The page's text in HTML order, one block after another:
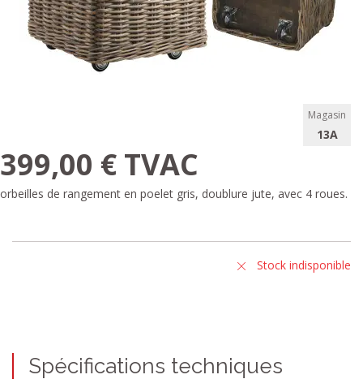
Magasin
13A
399,00 € TVAC
orbeilles de rangement en poelet gris, doublure jute, avec 4 roues.
Stock indisponible
Spécifications techniques